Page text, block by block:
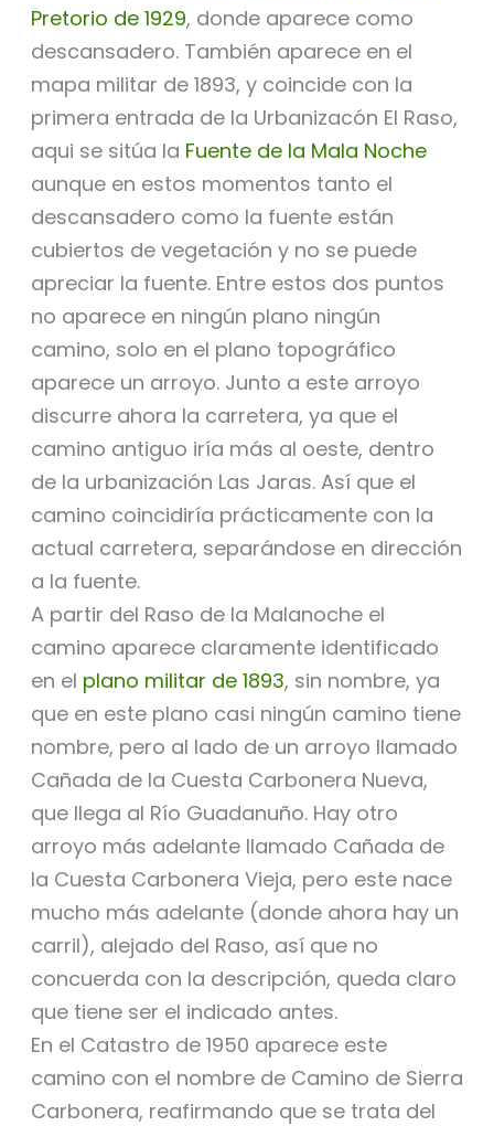
Pretorio de 1929, donde aparece como
descansadero. También aparece en el
mapa militar de 1893, y coincide con la
primera entrada de la Urbanizacón El Raso,
aqui se sitúa la Fuente de la Mala Noche
aunque en estos momentos tanto el
descansadero como la fuente están
cubiertos de vegetación y no se puede
apreciar la fuente. Entre estos dos puntos
no aparece en ningún plano ningún
camino, solo en el plano topográfico
aparece un arroyo. Junto a este arroyo
discurre ahora la carretera, ya que el
camino antiguo iría más al oeste, dentro
de la urbanización Las Jaras. Así que el
camino coincidiría prácticamente con la
actual carretera, separándose en dirección
a la fuente.
A partir del Raso de la Malanoche el
camino aparece claramente identificado
en el plano militar de 1893, sin nombre, ya
que en este plano casi ningún camino tiene
nombre, pero al lado de un arroyo llamado
Cañada de la Cuesta Carbonera Nueva,
que llega al Río Guadanuño. Hay otro
arroyo más adelante llamado Cañada de
la Cuesta Carbonera Vieja, pero este nace
mucho más adelante (donde ahora hay un
carril), alejado del Raso, así que no
concuerda con la descripción, queda claro
que tiene ser el indicado antes.
En el Catastro de 1950 aparece este
camino con el nombre de Camino de Sierra
Carbonera, reafirmando que se trata del